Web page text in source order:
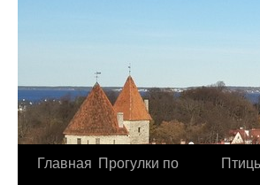
Перейти
Главная Прогулки по